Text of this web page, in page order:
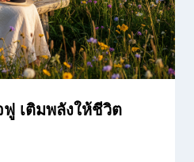
เติมพลังให้ชีวิต